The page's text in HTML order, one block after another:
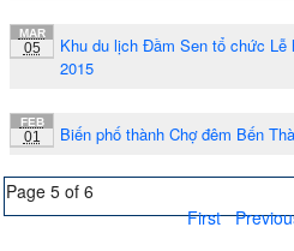
MAR
05
Khu du lịch Đầm Sen tổ chức Lễ
2015
FEB
01 Biến phố thành Chợ đêm Bến
Page 5 of 6
First